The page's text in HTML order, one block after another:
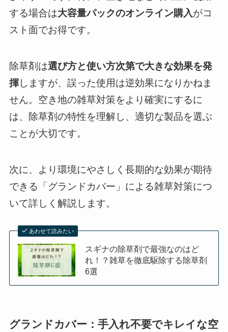
する場合は大容量パックのオンライン購入がコ
スト面でお得です。
除草剤は選び方と使い方次第で大きな効果を発
揮しますが、誤った使用は逆効果になりかねま
せん。空き地の雑草対策をより確実にするに
は、除草剤の特性を理解し、適切な製品を選ぶ
ことが大切です。
次に、より環境にやさしく長期的な効果が期待
できる「グランドカバー」による雑草対策につ
いて詳しく解説します。
あわせて読みたい
スギナの除草剤で最強なのはど
れ！？雑草を徹底駆除する除草剤
6選
グランドカバー：手入れ不要でキレイな空